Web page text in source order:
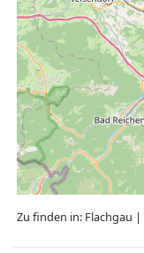
Zu finden in: Flachgau |